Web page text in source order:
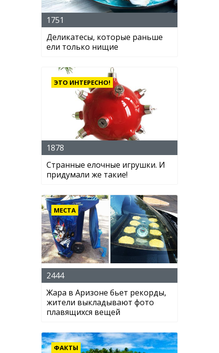
1751
Деликатесы, которые раньше
ели только нищие
ЭТО ИНТЕРЕСНО!
1878
Странные елочные игрушки. И
придумали же такие!
МЕСТА
2444
Жара в Аризоне бьет рекорды,
жители выкладывают фото
плавящихся вещей
ФАКТЫ